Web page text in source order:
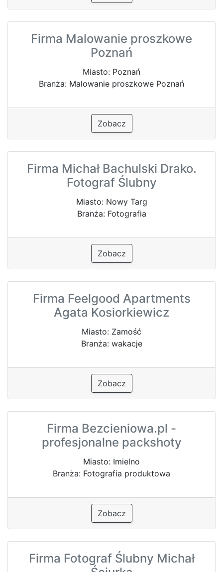
Firma Malowanie proszkowe
Poznań
Miasto: Poznań
Branża: Malowanie proszkowe Poznań
Zobacz
Firma Michał Bachulski Drako.
Fotograf Ślubny
Miasto: Nowy Targ
Branża: Fotografia
Zobacz
Firma Feelgood Apartments
Agata Kosiorkiewicz
Miasto: Zamość
Branża: wakacje
Zobacz
Firma Bezcieniowa.pl -
profesjonalne packshoty
Miasto: Imielno
Branża: Fotografia produktowa
Zobacz
Firma Fotograf Ślubny Michał